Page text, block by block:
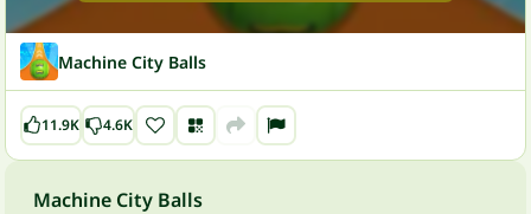
Machine City Balls
11.9K 4.6K
Machine City Balls